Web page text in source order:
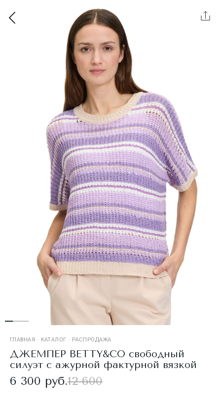
ГЛАВНАЯ · КАТАЛОГ · РАСПРОДАЖА
ДЖЕМПЕР BETTY&CO свободный
силуэт с ажурной фактурной вязкой
6 300 руб.12 600